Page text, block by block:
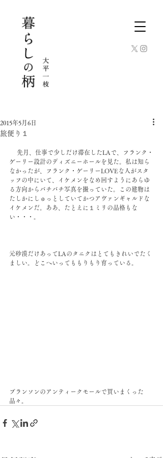
旅便り１
2015年5月6日
ゲーリー設計のディズニーホールを見た。私は知ら
なかったが、フランク・ゲーリーLOVEな人がスタ
ッフの中にいて、イケメンをなめ回すようにあらゆ
る方向からバチバチ写真を撮っていた。この建物は
たしかにしゅっとしていてかつアヴァンギャルドな
イケメンだ。ああ、たとえに１ミリの品格もな
い・・・。
元砂漠だけあってLAのタニクはとてもきれいでたく
ましい。どこへいってももりもり育っている。
ブランソンのアンティークモールで買いまくった
品々。